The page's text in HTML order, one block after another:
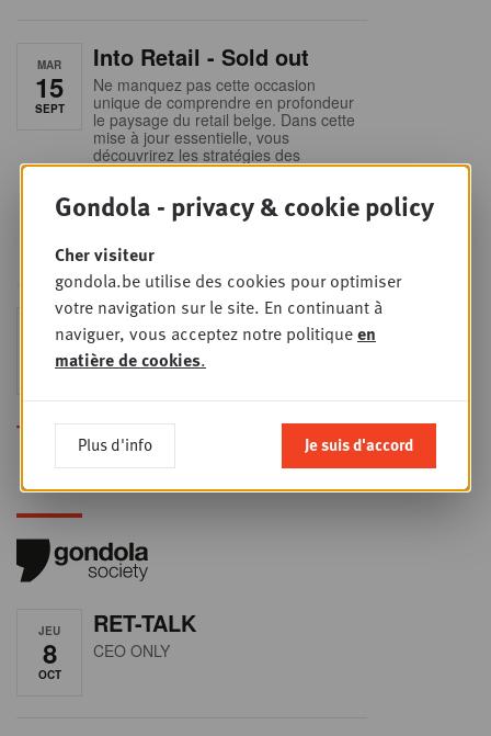
MAR
15
SEPT
Into Retail - Sold out
Ne manquez pas cette occasion
unique de comprendre en profondeur
le paysage du retail belge. Dans cette
mise à jour essentielle, vous
découvrirez les stratégies des
principaux retailers alimentaires,
des shoppers et recueillerez des
insights indispensables dans un
JEU
24
SEPT
Sales & nego Summit
2026
Sales & Nego summit 2026
Toutes les formations
JEU
8
OCT
RET-TALK
CEO ONLY
Gondola - privacy & cookie policy
Cher visiteur
gondola.be utilise des cookies pour optimiser
votre navigation sur le site. En continuant à
naviguer, vous acceptez notre politiqueen
matière de cookies.
Plus d'info Je suis d'accord